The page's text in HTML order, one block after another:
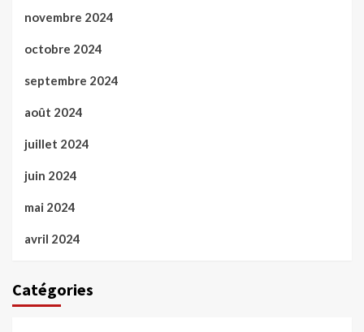
novembre 2024
octobre 2024
septembre 2024
août 2024
juillet 2024
juin 2024
mai 2024
avril 2024
Catégories